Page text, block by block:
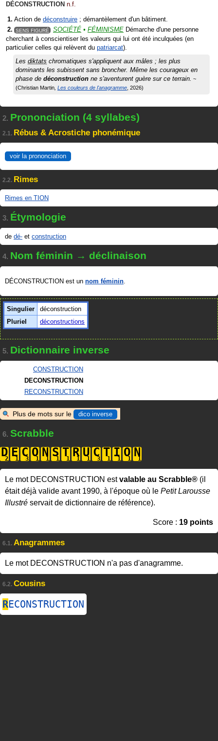
DÉCONSTRUCTION n.f.
Action de déconstruire ; démantèlement d'un bâtiment.
SENS FIGURÉ SOCIÉTÉ FÉMINISME Démarche d'une personne
cherchant à conscientiser les valeurs qui lui ont été inculquées (en
particulier celles qui relèvent du patriarcat).
Les diktats chromatiques s'appliquent aux mâles ; les plus
dominants les subissent sans broncher. Même les courageux en
phase de déconstruction ne s'aventurent guère sur ce terrain.
Christian Martin Les couleurs de l'anagramme 2026
2. Prononciation (4 syllabes)
2.1. Rébus & Acrostiche phonémique
voir la prononciation
2.2. Rimes
Rimes en TION
3. Étymologie
de dé- et construction
4. Nom féminin → déclinaison
DÉCONSTRUCTION est un nom féminin.
Singulier
déconstruction
Pluriel
déconstructions
5. Dictionnaire inverse
CONSTRUCTION
DECONSTRUCTION
RECONSTRUCTION
Plus de mots sur le dico inverse
6. Scrabble
D E C O N S T R U C T I O N
Le mot DECONSTRUCTION estvalable au Scrabble® (il
était déjà valide avant 1990, à l'époque où le Petit Larousse
Illustré servait de dictionnaire de référence).
Score : 19 points
6.1. Anagrammes
Le mot DECONSTRUCTION n'a pas d'anagramme.
6.2. Cousins
RECONSTRUCTION